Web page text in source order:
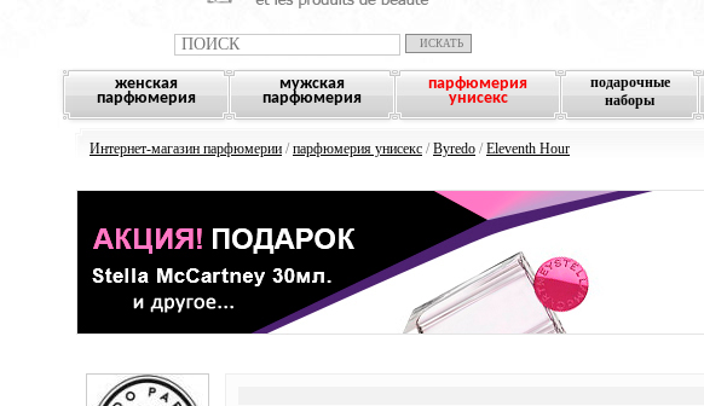
женская
парфюмерия
мужская
парфюмерия
парфюмерия
унисекс
подарочные
наборы
Интернет-магазин парфюмерии /парфюмерия унисекс /Byredo /Eleventh Hour